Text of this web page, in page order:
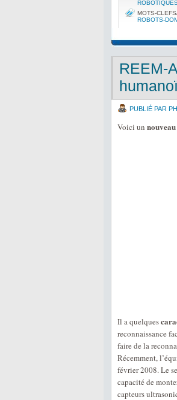
MOTS-
ROBOTS-
REEM-
PUBLIÉ PAR
Voici un
Il a quelques
reconnaissance
faire de la
Récemment,
février 2008. Le
capacité de
capteurs